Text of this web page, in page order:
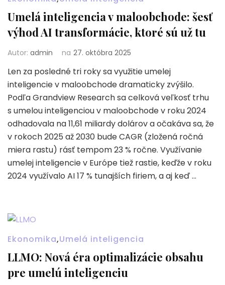
Umelá inteligencia v maloobchode: šesť
výhod AI transformácie, ktoré sú už tu
Autor: admin na 27. októbra 2025
Len za posledné tri roky sa využitie umelej
inteligencie v maloobchode dramaticky zvýšilo.
Podľa Grandview Research sa celková veľkosť trhu
s umelou inteligenciou v maloobchode v roku 2024
odhadovala na 11,61 miliardy dolárov a očakáva sa, že
v rokoch 2025 až 2030 bude CAGR (zložená ročná
miera rastu) rásť tempom 23 % ročne. Využívanie
umelej inteligencie v Európe tiež rastie, keďže v roku
2024 využívalo AI 17 % tunajších firiem, a aj keď …
Ekonomika,Umelá inteligencia
LLMO: Nová éra optimalizácie obsahu
pre umelú inteligenciu